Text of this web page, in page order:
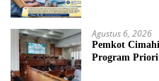
Agustus 6, 2026
Pemkot
Program